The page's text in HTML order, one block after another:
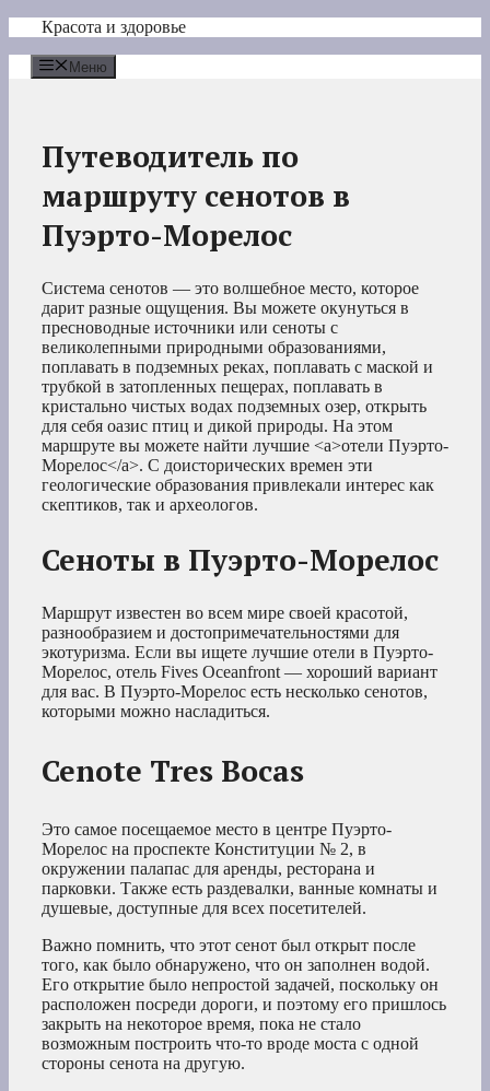
Перейти
содержимому
Красота и здоровье
Меню
Путеводитель по
маршруту сенотов в
Пуэрто-Морелос
Система сенотов — это волшебное место, которое
дарит разные ощущения. Вы можете окунуться в
пресноводные источники или сеноты с
великолепными природными образованиями,
поплавать в подземных реках, поплавать с маской и
трубкой в затопленных пещерах, поплавать в
кристально чистых водах подземных озер, открыть
для себя оазис птиц и дикой природы. На этом
маршруте вы можете найти лучшие <a>отели Пуэрто-
Морелос</a>. С доисторических времен эти
геологические образования привлекали интерес как
скептиков, так и археологов.
Сеноты в Пуэрто-Морелос
Маршрут известен во всем мире своей красотой,
разнообразием и достопримечательностями для
экотуризма. Если вы ищете лучшие отели в Пуэрто-
Морелос, отель Fives Oceanfront — хороший вариант
для вас. В Пуэрто-Морелос есть несколько сенотов,
которыми можно насладиться.
Cenote Tres Bocas
Это самое посещаемое место в центре Пуэрто-
Морелос на проспекте Конституции № 2, в
окружении палапас для аренды, ресторана и
парковки. Также есть раздевалки, ванные комнаты и
душевые, доступные для всех посетителей.
Важно помнить, что этот сенот был открыт после
того, как было обнаружено, что он заполнен водой.
Его открытие было непростой задачей, поскольку он
расположен посреди дороги, и поэтому его пришлось
закрыть на некоторое время, пока не стало
возможным построить что-то вроде моста с одной
стороны сенота на другую.